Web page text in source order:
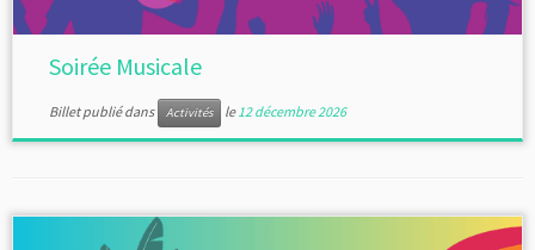
Soirée Musicale
Billet publié dans Activités le 12 décembre 2026